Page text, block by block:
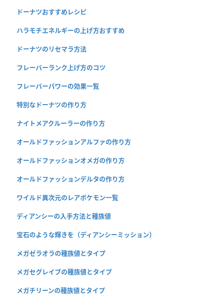
ドーナツおすすめレシピ
ハラモチエネルギーの上げ方おすすめ
ドーナツのリセマラ方法
フレーバーランク上げ方のコツ
フレーバーパワーの効果一覧
特別なドーナツの作り方
ナイトメアクルーラーの作り方
オールドファッションアルファの作り方
オールドファッションオメガの作り方
オールドファッションデルタの作り方
ワイルド異次元のレアポケモン一覧
ディアンシーの入手方法と種族値
宝石のような輝きを（ディアンシーミッション）
メガゼラオラの種族値とタイプ
メガセグレイブの種族値とタイプ
メガチリーンの種族値とタイプ